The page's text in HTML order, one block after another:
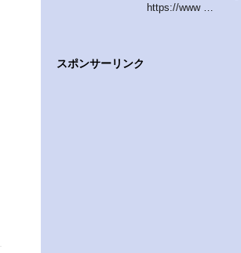
https://www …
スポンサーリンク